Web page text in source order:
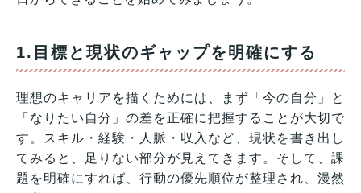
1.目標と現状のギャップを明確にする
理想のキャリアを描くためには、まず「今の自分」と
「なりたい自分」の差を正確に把握することが大切で
す。スキル・経験・人脈・収入など、現状を書き出し
てみると、足りない部分が見えてきます。そして、課
題を明確にすれば、行動の優先順位が整理され、漫然